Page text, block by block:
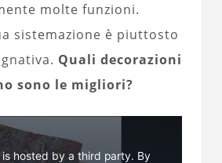
molte funzioni.
sistemazione è piuttosto
Quali decorazioni
sono le migliori?
hosted by a third party. By